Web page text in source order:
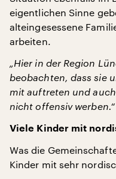
eigentlichen Sinne
alteingesessene
arbeiten.
„Hier in der Region
beobachten, dass sie
mit auftreten und
nicht offensiv werben.“
Viele Kinder mit
Was die
Kinder mit sehr